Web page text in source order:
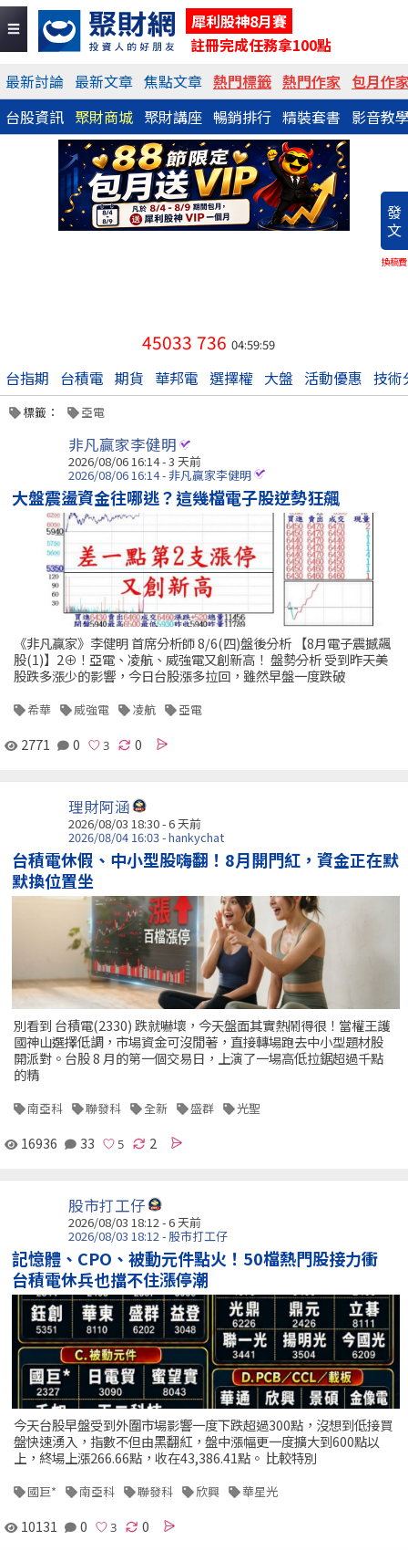
犀利股神8月賽
註冊完成任務拿100點
最新討論 最新文章 焦點文章 熱門標籤 熱門作家 包月作
台股資訊 聚財商城 聚財講座 暢銷排行 精裝套書 影音教
發
文
換稿費
45033 736 04:59:59
台指期 台積電 期貨 華邦電 選擇權 大盤 活動優惠 技術
標籤： 亞電
非凡贏家李健明
2026/08/06 16:14 - 3 天前
2026/08/06 16:14 - 非凡贏家李健明
大盤震盪資金往哪逃？這幾檔電子股逆勢狂飆
《非凡贏家》李健明 首席分析師 8/6(四)盤後分析 【8月電子震撼飆
股(1)】2⊕！亞電、凌航、威強電又創新高！ 盤勢分析 受到昨天美
股跌多漲少的影響，今日台股漲多拉回，雖然早盤一度跌破
希華 威強電 凌航 亞電
2771 0 0
理財阿涵
2026/08/03 18:30 - 6 天前
2026/08/04 16:03 - hankychat
台積電休假、中小型股嗨翻！8月開門紅，資金正在默
默換位置坐
別看到 台積電(2330) 跌就嚇壞，今天盤面其實熱鬧得很！當權王護
國神山選擇低調，市場資金可沒閒著，直接轉場跑去中小型題材股
開派對。台股 8 月的第一個交易日，上演了一場高低拉鋸超過千點
的精
南亞科 聯發科 全新 盛群 光聖
16936 33 2
股市打工仔
2026/08/03 18:12 - 6 天前
2026/08/03 18:12 - 股市打工仔
記憶體、CPO、被動元件點火！50檔熱門股接力衝
台積電休兵也擋不住漲停潮
今天台股早盤受到外圍市場影響一度下跌超過300點，沒想到低接買
盤快速湧入，指數不但由黑翻紅，盤中漲幅更一度擴大到600點以
上，終場上漲266.66點，收在43,386.41點。 比較特別
國巨* 南亞科 聯發科 欣興 華星光
10131 0 0